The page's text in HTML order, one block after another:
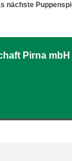
nächste
Pirna mbH